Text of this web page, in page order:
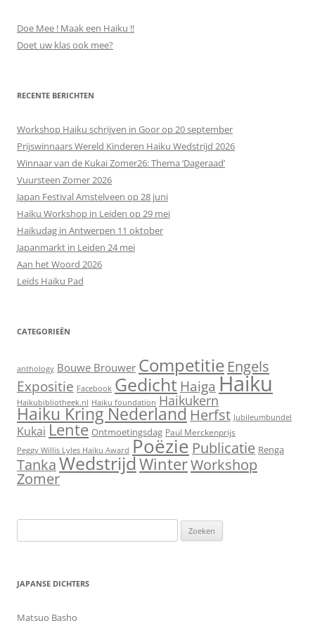
Doe Mee ! Maak een Haiku !!
Doet uw klas ook mee?
RECENTE BERICHTEN
Workshop Haiku schrijven in Goor op 20 september
Prijswinnaars Wereld Kinderen Haiku Wedstrijd 2026
Winnaar van de Kukai Zomer26: Thema ‘Dageraad’
Vuursteen Zomer 2026
Japan Festival Amstelveen op 28 juni
Haiku Workshop in Leiden op 29 mei
Haikudag in Antwerpen 11 oktober
Japanmarkt in Leiden 24 mei
Aan het Woord 2026
Leids Haiku Pad
CATEGORIEËN
anthology Bouwe Brouwer Competitie Engels
Expositie Facebook Gedicht Haiga Haiku
Haikubibliotheek.nl Haiku foundation Haikukern
Haiku Kring Nederland Herfst Jubileumbundel
Kukai Lente Ontmoetingsdag Paul Merckenprijs
Peggy Willis Lyles Haiku Award Poëzie Publicatie Renga
TankaWedstrijdWinterWorkshop
Zomer
naar:
JAPANSE DICHTERS
Matsuo Basho